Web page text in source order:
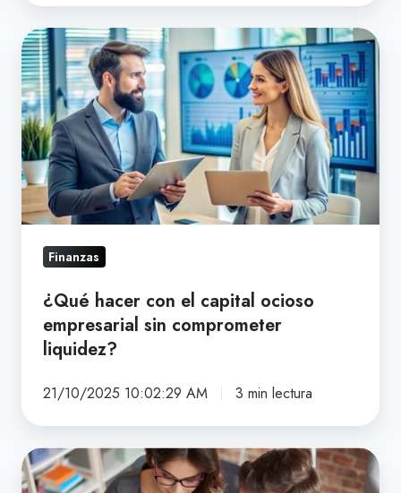
¿Qué
hacer
con
el
capital
ocioso
empresarial
sin
comprometer
liquidez?
Finanzas
¿Qué hacer con el capital ocioso
empresarial sin comprometer
liquidez?
21/10/2025 10:02:29 AM 3 min lectura
Análisis
de